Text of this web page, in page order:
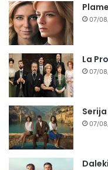
07/
La
07/
07/